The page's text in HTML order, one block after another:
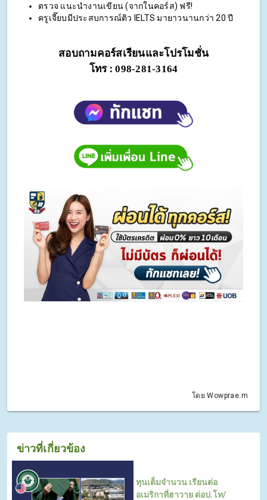
ตรวจ แนะนำงานเขียน (จากในคอร์ส) ฟรี!
ครูเจี๊ยบมีประสบการณ์ติว IELTS มายาวนานกว่า 20 ปี
สอบถามคอร์สเรียนและโปรโมชั่น
โทร :098-281-3164
โดย Wowprae.m
ข่าวที่เกี่ยวข้อง
ทุนเต็มจำนวน เรียนต่อ
อเมริกาที่ฮาวาย ต่อป.โท/